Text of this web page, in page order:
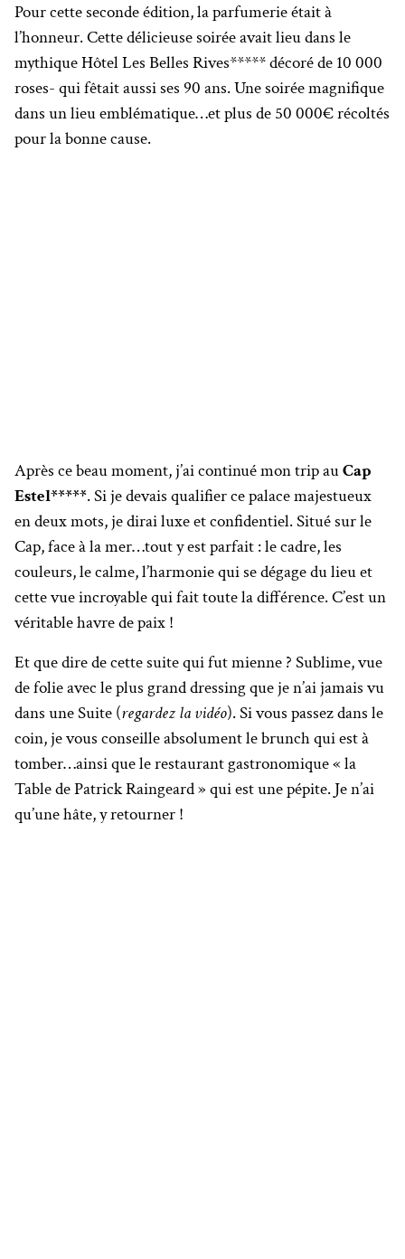
Pour cette seconde édition, la parfumerie était à
l’honneur. Cette délicieuse soirée avait lieu dans le
mythique Hôtel Les Belles Rives***** décoré de 10 000
roses- qui fêtait aussi ses 90 ans. Une soirée magnifique
dans un lieu emblématique…et plus de 50 000€ récoltés
pour la bonne cause.
Après ce beau moment, j’ai continué mon trip auCap
Estel*****. Si je devais qualifier ce palace majestueux
en deux mots, je dirai luxe et confidentiel. Situé sur le
Cap, face à la mer…tout y est parfait : le cadre, les
couleurs, le calme, l’harmonie qui se dégage du lieu et
cette vue incroyable qui fait toute la différence. C’est un
véritable havre de paix !
Et que dire de cette suite qui fut mienne ? Sublime, vue
de folie avec le plus grand dressing que je n’ai jamais vu
dans une Suite (regardez la vidéo). Si vous passez dans le
coin, je vous conseille absolument le brunch qui est à
tomber…ainsi que le restaurant gastronomique « la
Table de Patrick Raingeard » qui est une pépite. Je n’ai
qu’une hâte, y retourner !